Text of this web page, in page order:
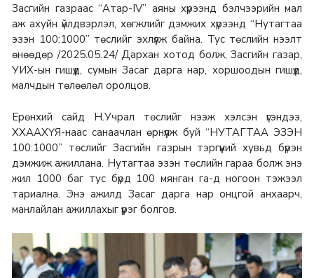
Засгийн газраас “Атар-IV” аяны хүрээнд бэлчээрийн мал
аж ахуйн үйлдвэрлэл, хөгжлийг дэмжих хүрээнд “Нутагтаа
эзэн 100:1000” төслийг эхлүүлж байна. Тус төслийн нээлт
өнөөдөр /2025.05.24/ Дархан хотод болж, Засгийн газар,
УИХ-ын гишүүд, сумын Засаг дарга нар, хоршоодын гишүүд,
малчдын төлөөлөл оролцов.
Ерөнхий сайд Н.Учрал төслийг нээж хэлсэн үгэндээ,
ХХААХҮЯ-наас санаачлан өрнүүлж буй “НУТАГТАА ЭЗЭН
100:1000” төслийг Засгийн газрын тэргүүний хувьд бүрэн
дэмжиж ажиллана. Нутагтаа эзэн төслийн гараа болж энэ
жил 1000 баг тус бүрд 100 мянган га-д ногоон тэжээл
тариална. Энэ ажилд Засаг дарга нар онцгой анхаарч,
манлайлан ажиллахыг үүрэг болгов.